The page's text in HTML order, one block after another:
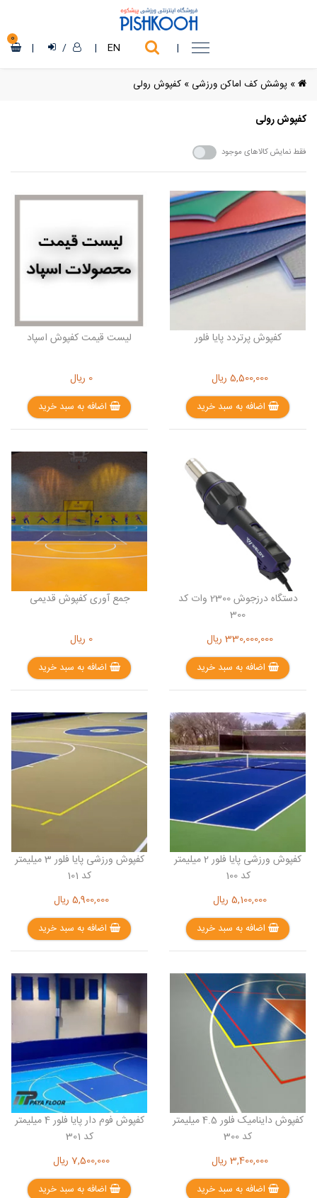
|
EN
|
/
|
0
» پوشش کف اماکن ورزشی » کفپوش رولی
کفپوش رولی
فقط نمایش کالاهای موجود
کفپوش پرتردد پایا فلور
5,500,000 ریال
اضافه به سبد خرید
لیست قیمت کفپوش اسپاد
0 ریال
اضافه به سبد خرید
دستگاه درزجوش 2300 وات کد
300
330,000,000 ریال
اضافه به سبد خرید
جمع آوری کفپوش قدیمی
0 ریال
اضافه به سبد خرید
کفپوش ورزشی پایا فلور 2 میلیمتر
کد 100
5,100,000 ریال
اضافه به سبد خرید
کفپوش ورزشی پایا فلور 3 میلیمتر
کد 101
5,900,000 ریال
اضافه به سبد خرید
کفپوش داینامیک فلور 4.5 میلیمتر
کد 300
3,400,000 ریال
اضافه به سبد خرید
کفپوش فوم دار پایا فلور 4 میلیمتر
کد 301
7,500,000 ریال
اضافه به سبد خرید